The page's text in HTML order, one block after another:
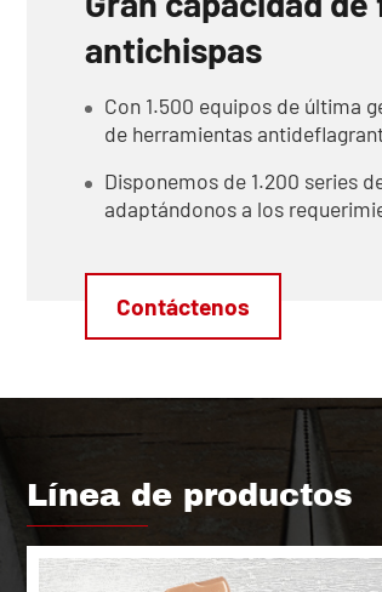
antichispas
Con 1.500 equipos de última
de herramientas
Disponemos de 1.200 series
adaptándonos a los
Contáctenos
Línea de productos